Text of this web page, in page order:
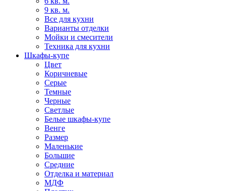
9 кв. м.
Все для кухни
Варианты отделки
Мойки и смесители
Техника для кухни
Шкафы-купе
Цвет
Коричневые
Серые
Темные
Черные
Светлые
Белые шкафы-купе
Венге
Размер
Маленькие
Большие
Средние
Отделка и материал
МДФ